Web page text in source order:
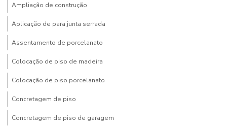
Ampliação de construção
Aplicação de para junta serrada
Assentamento de porcelanato
Colocação de piso de madeira
Colocação de piso porcelanato
Concretagem de piso
Concretagem de piso de garagem